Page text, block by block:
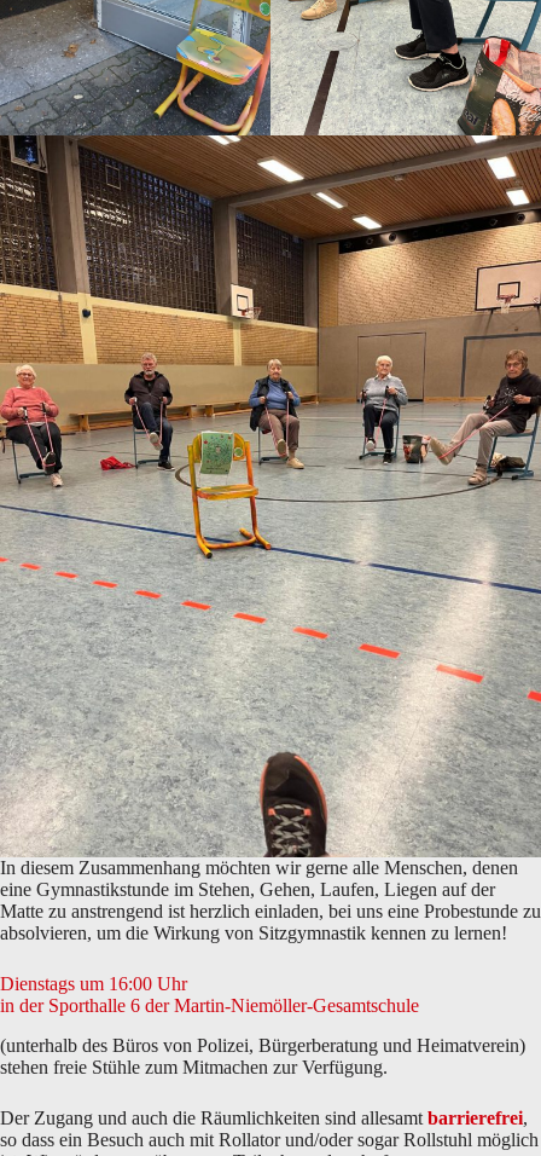
In diesem Zusammenhang möchten wir gerne alle Menschen, denen
eine Gymnastikstunde im Stehen, Gehen, Laufen, Liegen auf der
Matte zu anstrengend ist herzlich einladen, bei uns eine Probestunde zu
absolvieren, um die Wirkung von Sitzgymnastik kennen zu lernen!
Dienstags um 16:00 Uhr
in der Sporthalle 6 der Martin-Niemöller-Gesamtschule
(unterhalb des Büros von Polizei, Bürgerberatung und Heimatverein)
stehen freie Stühle zum Mitmachen zur Verfügung.
Der Zugang und auch die Räumlichkeiten sind allesamt barrierefrei,
so dass ein Besuch auch mit Rollator und/oder sogar Rollstuhl möglich